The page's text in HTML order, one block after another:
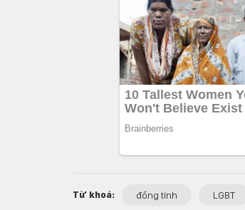
Từ khoá: đồng tính LGBT